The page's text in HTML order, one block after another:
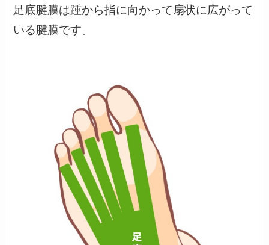
足底腱膜は踵から指に向かって扇状に広がって
いる腱膜です。